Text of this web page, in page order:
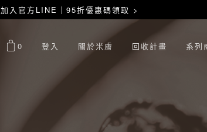
加入官方LINE｜95折優惠碼領取 >
0 登入 關於米膚 回收計畫 系列